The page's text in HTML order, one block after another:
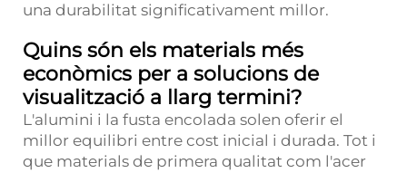
una durabilitat significativament millor.
Quins són els materials més
econòmics per a solucions de
visualització a llarg termini?
L'alumini i la fusta encolada solen oferir el
millor equilibri entre cost inicial i durada. Tot i
que materials de primera qualitat com l'acer